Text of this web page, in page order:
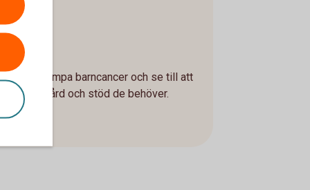
att bekämpa barncancer och se till att
får den vård och stöd de behöver.